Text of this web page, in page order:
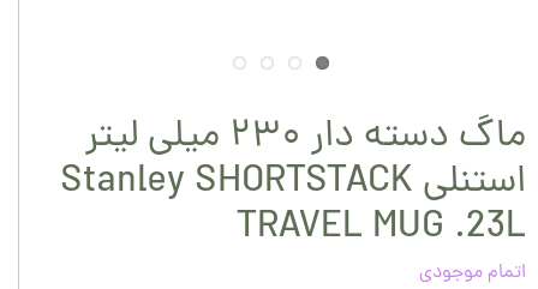
ماگ دسته دار ۲۳۰ میلی لیتر
استنلی Stanley SHORTSTACK
TRAVEL MUG .23L
اتمام موجودی